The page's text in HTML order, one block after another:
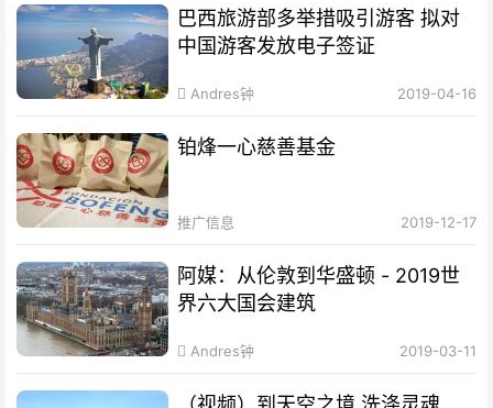
巴西旅游部多举措吸引游客 拟对
中国游客发放电子签证
Andres钟 2019-04-16
铂烽一心慈善基金
推广信息 2019-12-17
阿媒：从伦敦到华盛顿 - 2019世
界六大国会建筑
Andres钟 2019-03-11